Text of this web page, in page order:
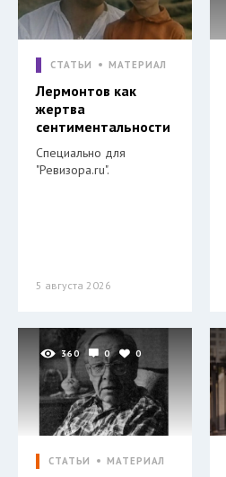
СТАТЬИ МАТЕРИАЛ
Лермонтов как
жертва
сентиментальности
Специально для
"Ревизора.ru".
5 августа 2026
360 0 0
СТАТЬИ МАТЕРИАЛ